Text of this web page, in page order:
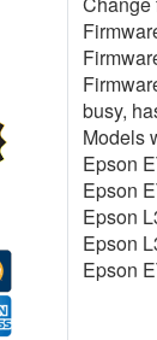
busy,
Models
Epson
Epson
Epson
Epson
Epson